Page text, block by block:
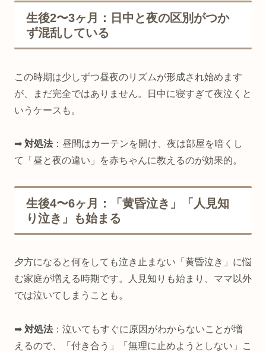
生後2〜3ヶ月：日中と夜の区別がつか
ず混乱している
この時期は少しずつ昼夜のリズムが形成され始めます
が、まだ完全ではありません。日中に寝すぎて夜泣くと
いうケースも。
➡ 対処法：昼間はカーテンを開け、夜は部屋を暗くし
て「昼と夜の違い」を赤ちゃんに教えるのが効果的。
生後4〜6ヶ月：「黄昏泣き」「人見知
り泣き」も始まる
夕方になると何をしても泣き止まない「黄昏泣き」に悩
む家庭が増える時期です。人見知りも始まり、ママ以外
では泣いてしまうことも。
➡ 対処法：泣いてもすぐに原因がわからないことが増
えるので、「付き合う」「無理に止めようとしない」こ